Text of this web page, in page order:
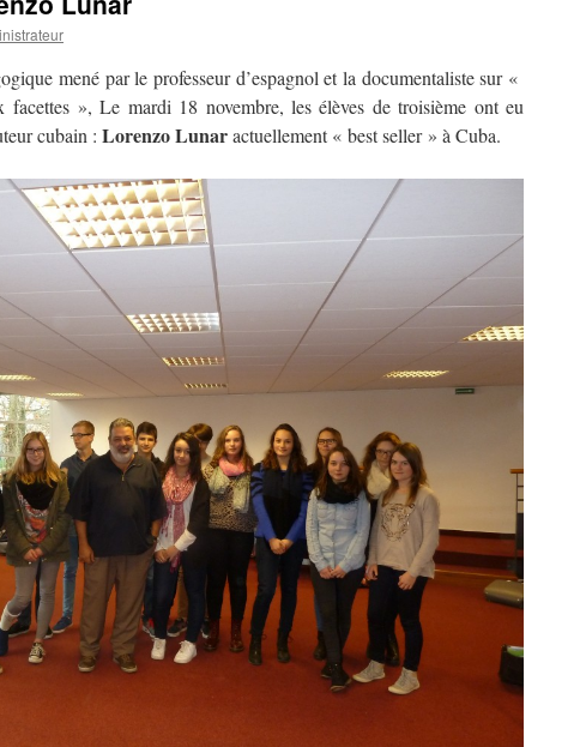
mené par le professeur d’espagnol et la documentaliste sur «
», Le mardi 18 novembre, les élèves de troisième ont eu
cubain : Lorenzo Lunaractuellement « best seller » à Cuba.